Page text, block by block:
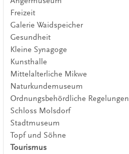
Freizeit
Galerie Waidspeicher
Gesundheit
Kleine Synagoge
Kunsthalle
Mittelalterliche Mikwe
Naturkundemuseum
Ordnungsbehördliche Regelungen
Schloss Molsdorf
Stadtmuseum
Topf und Söhne
Tourismus